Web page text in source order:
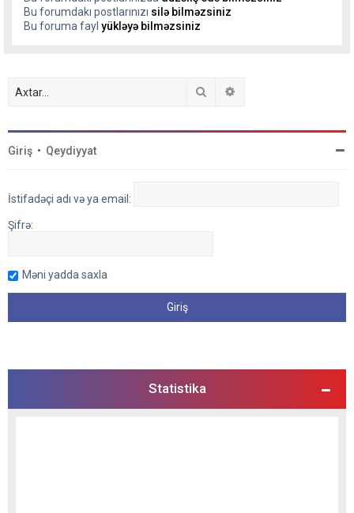
Bu forumdakı postlarınızı silə bilməzsiniz
Bu foruma fayl yükləyə bilməzsiniz
Axtar
Giriş • Qeydiyyat
İstifadəçi adı və ya email:
Şifrə:
Məni yadda saxla
Statistika